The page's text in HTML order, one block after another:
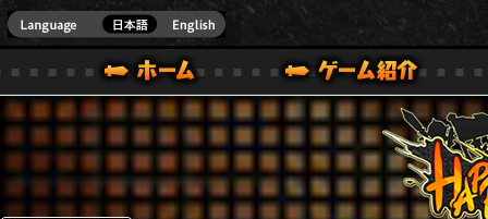
ONE VER.]
ガイド
ル｜HAPPY WARS(ハッピーウォーズ)公式サイト [ XBOX 360,XBOX ONE VER.]
サポート | HAPPY WARS(ハッピーウォーズ)公式サイ